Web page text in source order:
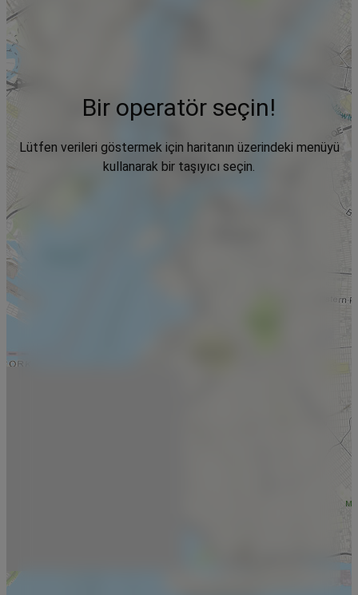
Bir operatör seçin!
Lütfen verileri göstermek için haritanın üzerindeki menüyü
kullanarak bir taşıyıcı seçin.